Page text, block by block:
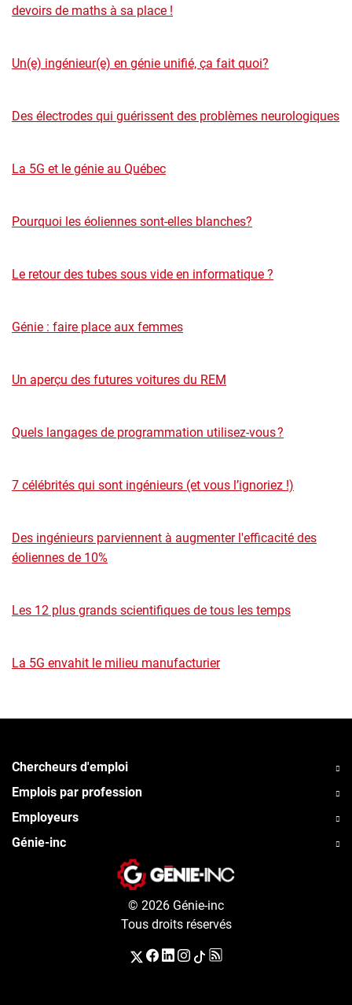
devoirs de maths à sa place !
Un(e) ingénieur(e) en génie unifié, ça fait quoi?
Des électrodes qui guérissent des problèmes neurologiques
La 5G et le génie au Québec
Pourquoi les éoliennes sont-elles blanches?
Le retour des tubes sous vide en informatique ?
Génie : faire place aux femmes
Un aperçu des futures voitures du REM
Quels langages de programmation utilisez-vous ?
7 célébrités qui sont ingénieurs (et vous l’ignoriez !)
Des ingénieurs parviennent à augmenter l'efficacité des
éoliennes de 10%
Les 12 plus grands scientifiques de tous les temps
La 5G envahit le milieu manufacturier
Chercheurs d'emploi
Emplois par profession
Employeurs
Génie-inc
© 2026 Génie-inc
Tous droits réservés